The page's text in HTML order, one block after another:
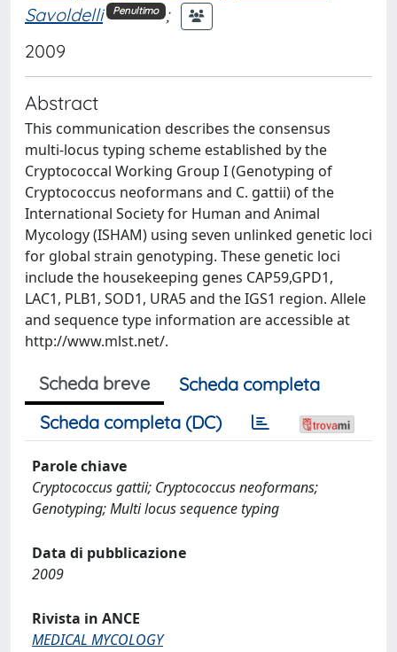
Savoldelli
Penultimo ;
2009
Abstract
This communication describes the consensus
multi-locus typing scheme established by the
Cryptococcal Working Group I (Genotyping of
Cryptococcus neoformans and C. gattii) of the
International Society for Human and Animal
Mycology (ISHAM) using seven unlinked genetic loci
for global strain genotyping. These genetic loci
include the housekeeping genes CAP59,GPD1,
LAC1, PLB1, SOD1, URA5 and the IGS1 region. Allele
and sequence type information are accessible at
http://www.mlst.net/.
Scheda breve
Scheda completa
Scheda completa (DC)
Parole chiave
Cryptococcus gattii; Cryptococcus neoformans;
Genotyping; Multi locus sequence typing
Data di pubblicazione
2009
Rivista in ANCE
MEDICAL MYCOLOGY